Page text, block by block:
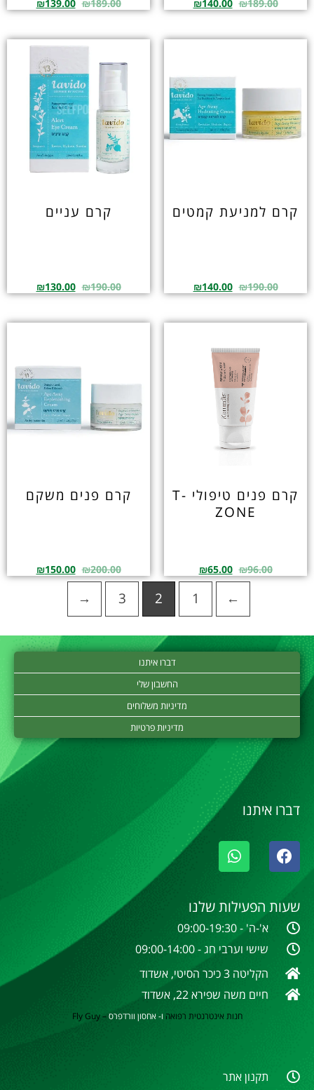
₪189.00
₪140.00
₪189.00
₪139.00
קרם למניעת קמטים
₪190.00
₪140.00
קרם עניים
₪190.00
₪130.00
קרם פנים טיפולי T-
ZONE
₪96.00
₪65.00
קרם פנים משקם
₪200.00
₪150.00
←
1
2
3
→
דברו איתנו
החשבון שלי
מדיניות משלוחים
מדיניות פרטיות
דברו איתנו
שעות הפעילות שלנו
א'-ה' - 09:00-19:30
שישי וערבי חג - 09:00-14:00
הקליטה 3 כיכר הסיטי, אשדוד
חיים משה שפירא 22, אשדוד
חנות אינטרנטית רפואה ו- אחסון וורדפרס–
Fly Guy
תקנון אתר